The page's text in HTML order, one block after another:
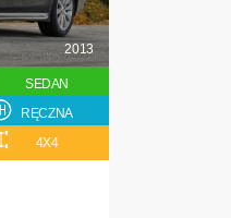
2013
SEDAN
RĘCZNA
4X4